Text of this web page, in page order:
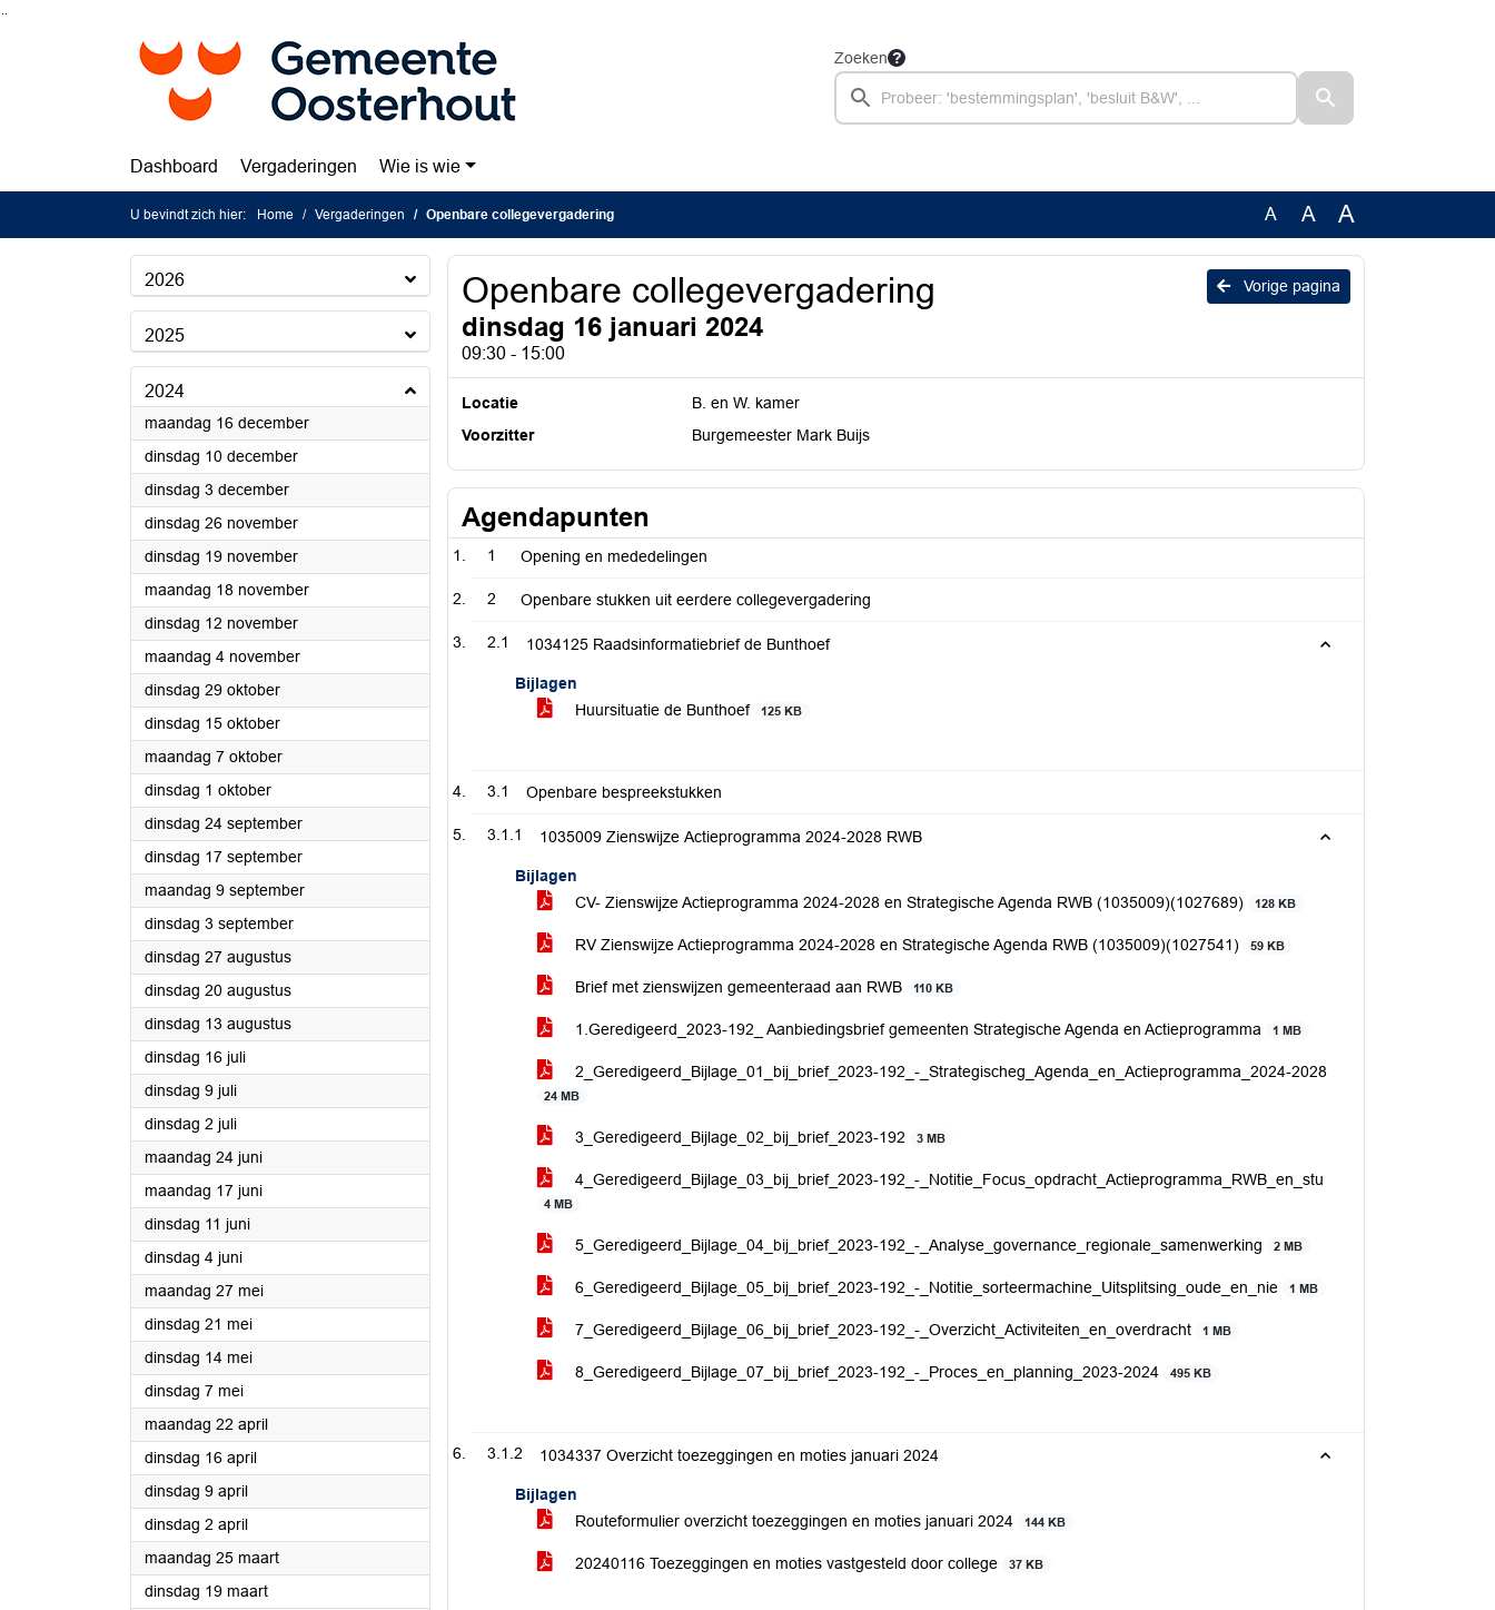
Zoeken
Dashboard Vergaderingen Wie is wie
U bevindt zich hier: Home Vergaderingen Openbare collegevergadering A A A
2026
2025
2024
maandag 16 december2024
dinsdag 10 december2024
dinsdag 3 december2024
dinsdag 26 november2024
dinsdag 19 november2024
maandag 18 november2024
dinsdag 12 november2024
maandag 4 november2024
dinsdag 29 oktober2024
dinsdag 15 oktober2024
maandag 7 oktober2024
dinsdag 1 oktober2024
dinsdag 24 september2024
dinsdag 17 september2024
maandag 9 september2024
dinsdag 3 september2024
dinsdag 27 augustus2024
dinsdag 20 augustus2024
dinsdag 13 augustus2024
dinsdag 16 juli2024
dinsdag 9 juli2024
dinsdag 2 juli2024
maandag 24 juni2024
maandag 17 juni2024
dinsdag 11 juni2024
dinsdag 4 juni2024
maandag 27 mei2024
dinsdag 21 mei2024
dinsdag 14 mei2024
dinsdag 7 mei2024
maandag 22 april2024
dinsdag 16 april2024
dinsdag 9 april2024
dinsdag 2 april2024
maandag 25 maart2024
dinsdag 19 maart2024
Vorige pagina
Openbare collegevergadering
dinsdag 16 januari 2024
09:30 - 15:00
Locatie
B. en W. kamer
Voorzitter
Burgemeester Mark Buijs
Agendapunten
1 Opening en mededelingen
2 Openbare stukken uit eerdere collegevergadering
2.1 1034125 Raadsinformatiebrief de Bunthoef
Bijlagen
Huursituatie de Bunthoef
125 KB
3.1 Openbare bespreekstukken
3.1.1 1035009 Zienswijze Actieprogramma 2024-2028 RWB
Bijlagen
CV- Zienswijze Actieprogramma 2024-2028 en Strategische Agenda RWB (1035009)(1027689)
128 KB
RV Zienswijze Actieprogramma 2024-2028 en Strategische Agenda RWB (1035009)(1027541) 59 KB
Brief met zienswijzen gemeenteraad aan RWB 110 KB
1.Geredigeerd_2023-192_ Aanbiedingsbrief gemeenten Strategische Agenda en Actieprogramma 1 MB
2_Geredigeerd_Bijlage_01_bij_brief_2023-192_-_Strategischeg_Agenda_en_Actieprogramma_2024-2028
24 MB
3_Geredigeerd_Bijlage_02_bij_brief_2023-192 3 MB
4_Geredigeerd_Bijlage_03_bij_brief_2023-192_-_Notitie_Focus_opdracht_Actieprogramma_RWB_en_stu
4 MB
5_Geredigeerd_Bijlage_04_bij_brief_2023-192_-_Analyse_governance_regionale_samenwerking 2 MB
6_Geredigeerd_Bijlage_05_bij_brief_2023-192_-_Notitie_sorteermachine_Uitsplitsing_oude_en_nie 1 MB
7_Geredigeerd_Bijlage_06_bij_brief_2023-192_-_Overzicht_Activiteiten_en_overdracht 1 MB
8_Geredigeerd_Bijlage_07_bij_brief_2023-192_-_Proces_en_planning_2023-2024 495 KB
3.1.2 1034337 Overzicht toezeggingen en moties januari 2024
Bijlagen
Routeformulier overzicht toezeggingen en moties januari 2024
144 KB
20240116 Toezeggingen en moties vastgesteld door college 37 KB